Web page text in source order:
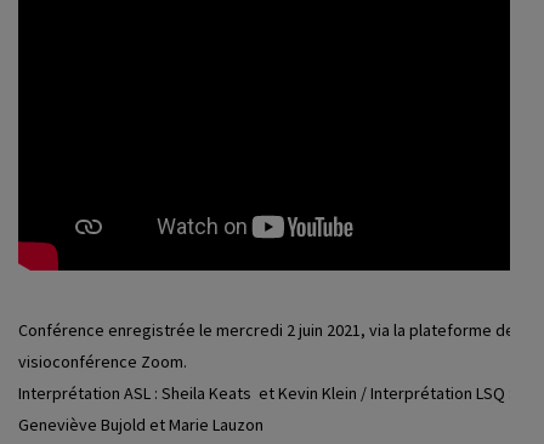
Conférence enregistrée le mercredi 2 juin 2021, via la plateforme de
visioconférence Zoom.
Interprétation ASL : Sheila Keats et Kevin Klein / Interprétation LSQ :
Geneviève Bujold et Marie Lauzon